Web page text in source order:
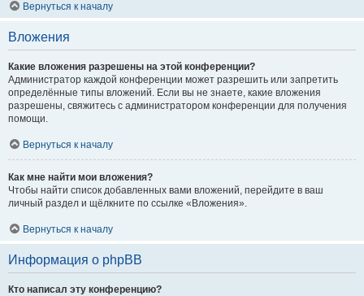
Вернуться к началу
Вложения
Какие вложения разрешены на этой конференции?
Администратор каждой конференции может разрешить или запретить
определённые типы вложений. Если вы не знаете, какие вложения
разрешены, свяжитесь с администратором конференции для получения
помощи.
Вернуться к началу
Как мне найти мои вложения?
Чтобы найти список добавленных вами вложений, перейдите в ваш
личный раздел и щёлкните по ссылке «Вложения».
Вернуться к началу
Информация о phpBB
Кто написал эту конференцию?